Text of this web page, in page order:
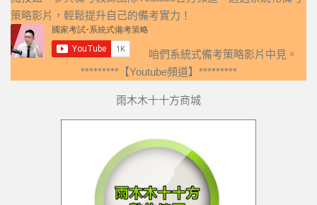
策略影片，輕鬆提升自己的備考實力！
咱們系統式備考策略影片中見。
*********【Youtube頻道】*********
雨木木十十方商城